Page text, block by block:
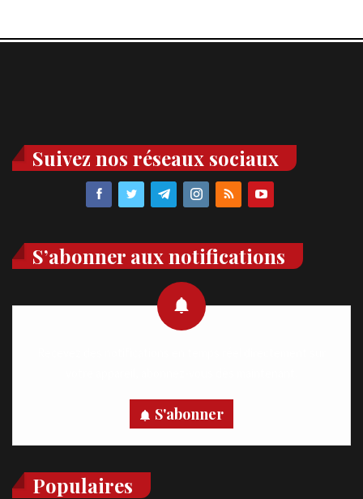
Suivez nos réseaux sociaux
S’abonner aux notifications
S'abonner
Populaires